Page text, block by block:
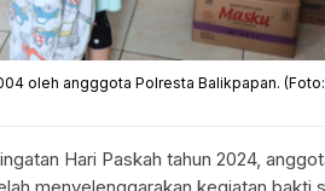
oleh angggota Polresta Balikpapan. (Foto:
Hari Paskah tahun 2024,
menyelenggarakan kegiatan bakti